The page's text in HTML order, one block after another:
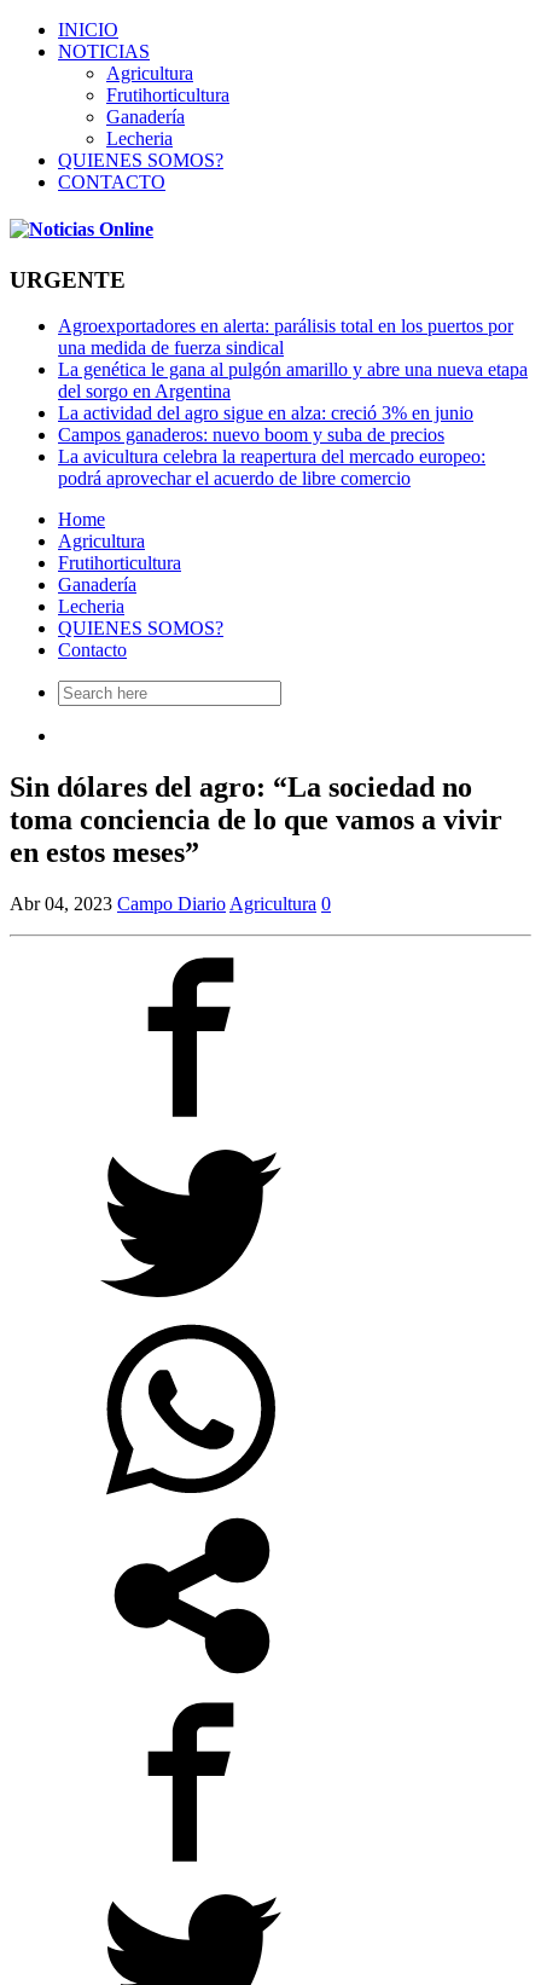
INICIO
NOTICIAS
Agricultura
Frutihorticultura
Ganadería
Lecheria
QUIENES SOMOS?
CONTACTO
URGENTE
Agroexportadores en alerta: parálisis total en los puertos por
una medida de fuerza sindical
La genética le gana al pulgón amarillo y abre una nueva etapa
del sorgo en Argentina
La actividad del agro sigue en alza: creció 3% en junio
Campos ganaderos: nuevo boom y suba de precios
La avicultura celebra la reapertura del mercado europeo:
podrá aprovechar el acuerdo de libre comercio
Home
Agricultura
Frutihorticultura
Ganadería
Lecheria
QUIENES SOMOS?
Contacto
Search
for:
Sin dólares del agro: “La sociedad no
toma conciencia de lo que vamos a vivir
en estos meses”
Abr 04, 2023 Campo Diario Agricultura 0